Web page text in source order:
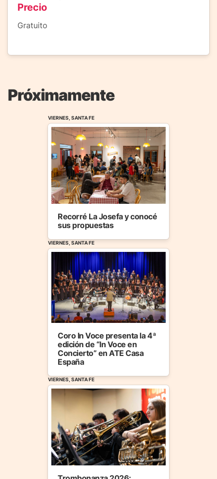
Precio
Gratuito
Próximamente
VIERNES, SANTA FE
Recorré La Josefa y conocé
sus propuestas
VIERNES, SANTA FE
Coro In Voce presenta la 4ª
edición de “In Voce en
Concierto” en ATE Casa
España
VIERNES, SANTA FE